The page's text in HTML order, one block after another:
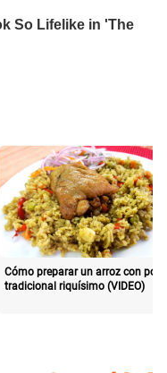
Cómo preparar un arroz con pollo
tradicional riquísimo (VIDEO)